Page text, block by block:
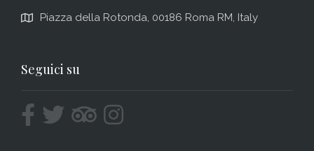
Piazza della Rotonda, 00186 Roma RM, Italy
Seguici su